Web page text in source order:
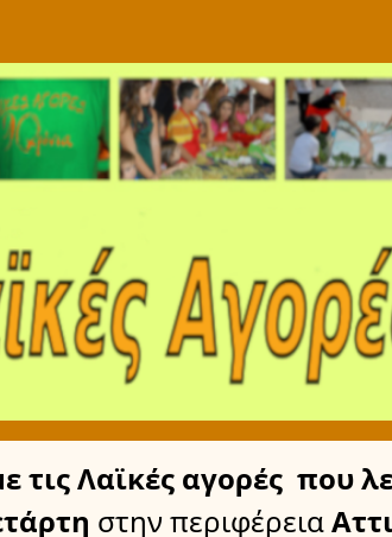
τις Λαϊκές αγορές που
στην περιφέρεια